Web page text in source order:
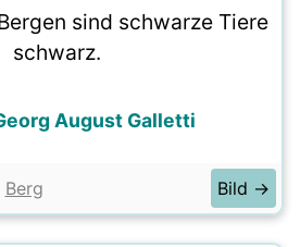
sind schwarze Tiere
schwarz.
August Galletti
Berg Bild →